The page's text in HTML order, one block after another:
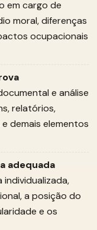
em cargo de
moral, diferenças
ocupacionais
e análise
relatórios,
demais elementos
adequada
a posição do
e os